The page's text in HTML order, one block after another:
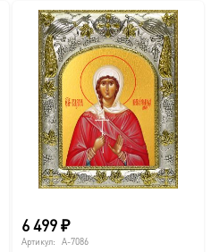
6 499₽
Артикул: A-7086